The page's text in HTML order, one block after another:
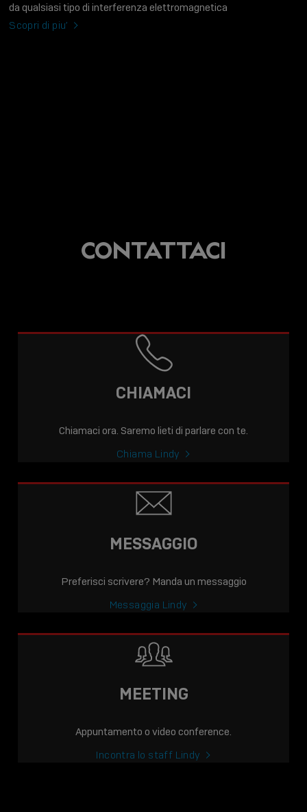
da qualsiasi tipo di interferenza elettromagnetica
Scopri di piu’
CONTATTACI
CHIAMACI
Chiamaci ora. Saremo lieti di parlare con te.
Chiama Lindy
MESSAGGIO
Preferisci scrivere? Manda un messaggio
Messaggia Lindy
MEETING
Appuntamento o video conference.
Incontra lo staff Lindy